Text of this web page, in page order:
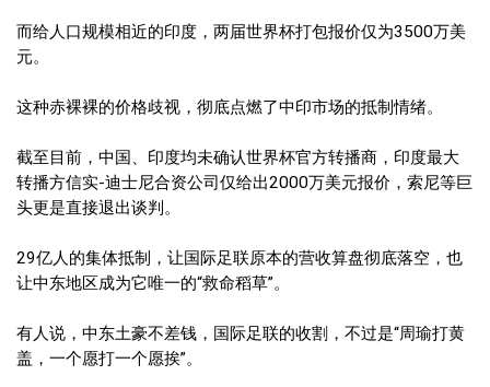
而给人口规模相近的印度，两届世界杯打包报价仅为3500万美
元。
这种赤裸裸的价格歧视，彻底点燃了中印市场的抵制情绪。
截至目前，中国、印度均未确认世界杯官方转播商，印度最大
转播方信实-迪士尼合资公司仅给出2000万美元报价，索尼等巨
头更是直接退出谈判。
29亿人的集体抵制，让国际足联原本的营收算盘彻底落空，也
让中东地区成为它唯一的“救命稻草”。
有人说，中东土豪不差钱，国际足联的收割，不过是“周瑜打黄
盖，一个愿打一个愿挨”。